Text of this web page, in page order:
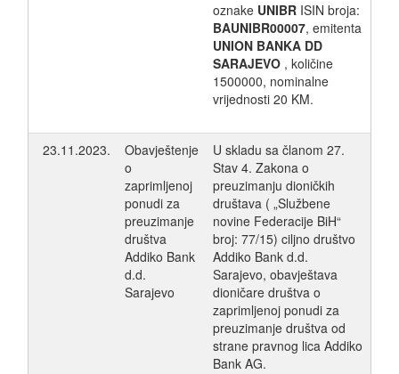
oznake UNIBR ISIN broja:
BAUNIBR00007, emitenta
UNION BANKA DD
SARAJEVO , količine
1500000, nominalne
vrijednosti 20 KM.
23.11.2023.
Obavještenje
o
zaprimljenoj
ponudi za
preuzimanje
društva
Addiko Bank
d.d.
Sarajevo
U skladu sa članom 27.
Stav 4. Zakona o
preuzimanju dioničkih
društava ( „Službene
novine Federacije BiH“
broj: 77/15) ciljno društvo
Addiko Bank d.d.
Sarajevo, obavještava
dioničare društva o
zaprimljenoj ponudi za
preuzimanje društva od
strane pravnog lica Addiko
Bank AG.